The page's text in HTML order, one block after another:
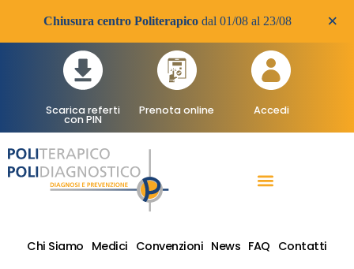
Chiusura centro Politerapicodal 01/08 al 23/08 ×
Scarica referti
con PIN
Prenota online Accedi
Chi Siamo Medici Convenzioni News FAQ Contatti